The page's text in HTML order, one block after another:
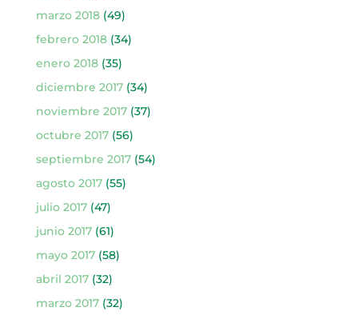
marzo 2018(49)
febrero 2018(34)
enero 2018(35)
diciembre 2017(34)
noviembre 2017(37)
octubre 2017(56)
septiembre 2017(54)
agosto 2017(55)
julio 2017(47)
junio 2017(61)
mayo 2017(58)
abril 2017(32)
marzo 2017(32)